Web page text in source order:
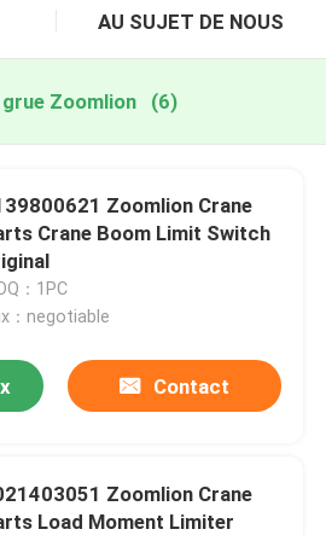
AU SUJET DE NOUS
Zoomlion (6)
Zoomlion Crane
Crane Boom Limit Switch
：1PC
：negotiable
Contact
Zoomlion Crane
Load Moment Limiter